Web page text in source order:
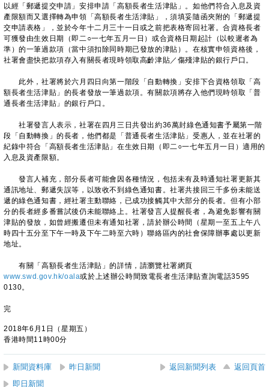
以經「郵遞提交申請」安排申請「高額長者生活津貼」。如他們符合入息及資
產限額而又選擇轉為申領「高額長者生活津貼」，須填妥隨函夾附的「郵遞提
交申請表格」，並於今年十二月三十一日或之前把表格寄回社署。合資格長者
可獲發由生效日期（即二○一七年五月一日）或合資格日期起計（以較遲者為
準）的一筆過款項（當中須扣除同時期已發放的津貼）。在核實申領資格後，
社署會盡快把款項存入有關長者現時領取高齡津貼／傷殘津貼的銀行戶口。
此外，社署將於六月四日向第一階段「自動轉換」安排下合資格領取「高
額長者生活津貼」的長者發放一筆過款項。有關款項將存入他們現時領取「普
通長者生活津貼」的銀行戶口。
社署發言人表示，社署在四月三日共發出約36萬封綠色通知書予屬第一階
段「自動轉換」的長者，他們都是「普通長者生活津貼」受惠人，並在社署的
紀錄中符合「高額長者生活津貼」在生效日期（即二○一七年五月一日）適用的
入息及資產限額。
發言人補充，部分長者可能會因各種情況，包括未有及時通知社署更新其
通訊地址、郵遞失誤等，以致收不到綠色通知書。社署共接回三千多份未能送
遞的綠色通知書，經社署主動聯絡，已成功接觸其中大部分的長者。但有小部
分的長者經多番嘗試後仍未能聯絡上。社署發言人提醒長者，為避免影響有關
津貼的發放，如曾經搬遷但未有通知社署，請於辦公時間（星期一至五上午八
時四十五分至下午一時及下午二時至六時）聯絡區內的社會保障辦事處以更新
地址。
有關「高額長者生活津貼」的詳情，請瀏覽社署網頁
www.swd.gov.hk/oala或於上述辦公時間致電長者生活津貼查詢電話3595
0130。
完
2018年6月1日（星期五）
香港時間11時00分
新聞資料庫 昨日新聞 返回新聞列表
返回頁首
即日新聞